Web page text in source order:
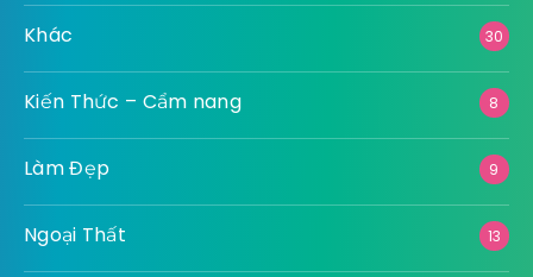
Khác 30
Kiến Thức – Cẩm nang 8
Làm Đẹp 9
Ngoại Thất 13